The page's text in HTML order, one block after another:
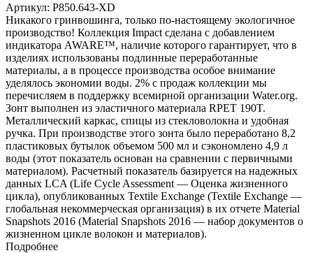
Артикул: P850.643-XD
Никакого гринвошинга, только по-настоящему экологичное
производство! Коллекция Impact сделана с добавлением
индикатора AWARE™, наличие которого гарантирует, что в
изделиях использованы подлинные переработанные
материалы, а в процессе производства особое внимание
уделялось экономии воды. 2% с продаж коллекции мы
перечисляем в поддержку всемирной организации Water.org.
Зонт выполнен из эластичного материала RPET 190T.
Металлический каркас, спицы из стекловолокна и удобная
ручка. При производстве этого зонта было переработано 8,2
пластиковых бутылок объемом 500 мл и сэкономлено 4,9 л
воды (этот показатель основан на сравнении с первичными
материалом). Расчетный показатель базируется на надежных
данных LCA (Life Cycle Assessment — Оценка жизненного
цикла), опубликованных Textile Exchange (Textile Exchange —
глобальная некоммерческая организация) в их отчете Material
Snapshots 2016 (Material Snapshots 2016 — набор документов о
жизненном цикле волокон и материалов).
Подробнее